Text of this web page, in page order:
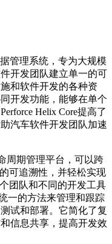
管理系统，专为大规模
开发团队建立单一的可
和软件开发的各种资
开发功能，能够在单个
Helix Core提高了
汽车软件开发团队加速
周期管理平台，可以跨
可追溯性，并轻松实现
团队和不同的开发工具
一的方法来管理和跟踪
试和部署。它简化了复
信息共享，提高开发效